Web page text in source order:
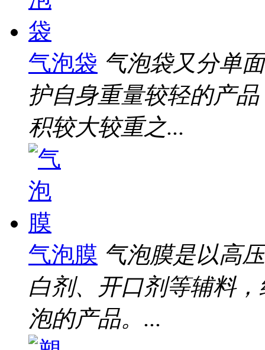
气泡袋 气泡袋又分单
护自身重量较轻的产
积较大较重之...
气泡膜 气泡膜是以高
白剂、开口剂等辅料
泡的产品。...